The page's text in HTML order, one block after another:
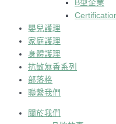
B型企業
嬰兒護理
家庭護理
身體護理
抗敏無香系列
部落格
聯繫我們
關於我們